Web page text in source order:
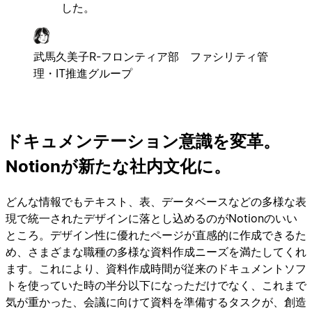
した。
武馬久美子R-フロンティア部 ファシリティ管
理・IT推進グループ
ドキュメンテーション意識を変革。
Notionが新たな社内文化に。
どんな情報でもテキスト、表、データベースなどの多様な表
現で統一されたデザインに落とし込めるのがNotionのいい
ところ。デザイン性に優れたページが直感的に作成できるた
め、さまざまな職種の多様な資料作成ニーズを満たしてくれ
ます。これにより、資料作成時間が従来のドキュメントソフ
トを使っていた時の半分以下になっただけでなく、これまで
気が重かった、会議に向けて資料を準備するタスクが、創造